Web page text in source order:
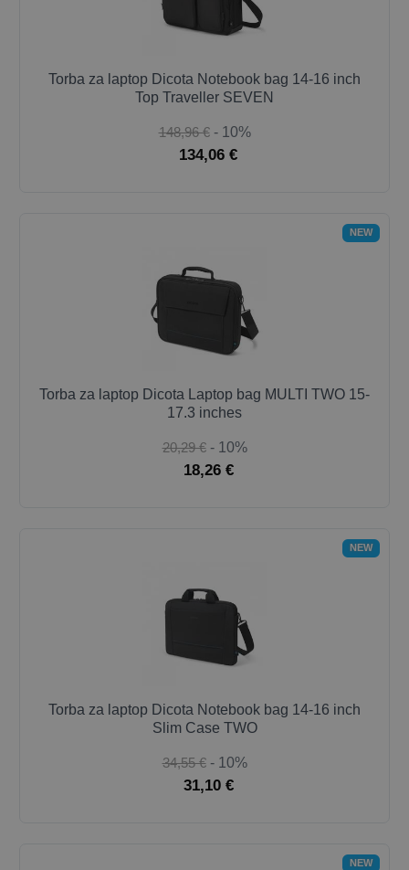
Torba za laptop Dicota Notebook bag 14-16 inch
Top Traveller SEVEN
148,96 € - 10%
134,06 €
NEW
Torba za laptop Dicota Laptop bag MULTI TWO 15-
17.3 inches
20,29 € - 10%
18,26 €
NEW
Torba za laptop Dicota Notebook bag 14-16 inch
Slim Case TWO
34,55 € - 10%
31,10 €
NEW